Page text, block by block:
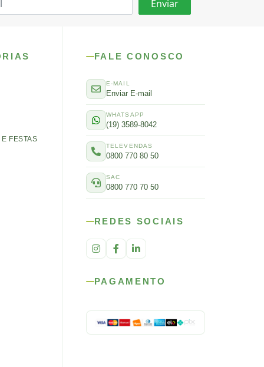
FESTAS
FALE CONOSCO
E-MAIL
Enviar E-mail
WHATSAPP
(19) 3589-8042
TELEVENDAS
0800 770 80 50
SAC
0800 770 70 50
REDES SOCIAIS
PAGAMENTO